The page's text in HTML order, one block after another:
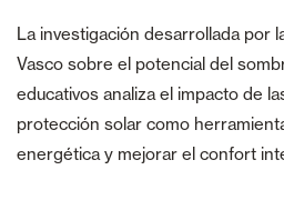
La investigación desarrollada por
Vasco sobre el potencial del
educativos analiza el impacto de
protección solar como
energética y mejorar el confort